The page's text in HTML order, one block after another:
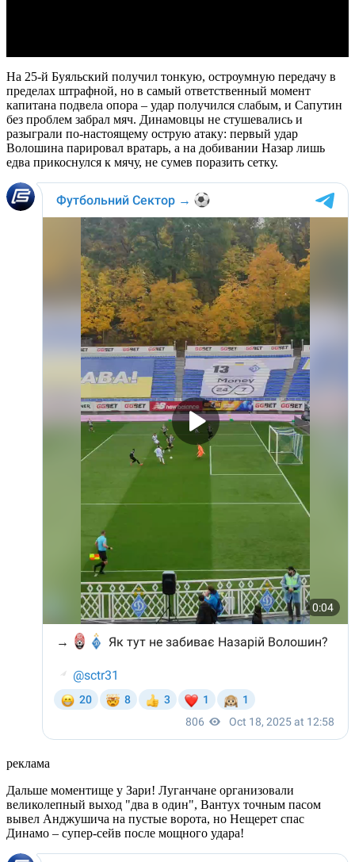
На 25-й Буяльский получил тонкую, остроумную передачу в
пределах штрафной, но в самый ответственный момент
капитана подвела опора – удар получился слабым, и Сапутин
без проблем забрал мяч. Динамовцы не стушевались и
разыграли по-настоящему острую атаку: первый удар
Волошина парировал вратарь, а на добивании Назар лишь
едва прикоснулся к мячу, не сумев поразить сетку.
реклама
Дальше моментище у Зари! Луганчане организовали
великолепный выход "два в один", Вантух точным пасом
вывел Анджушича на пустые ворота, но Нещерет спас
Динамо – супер-сейв после мощного удара!